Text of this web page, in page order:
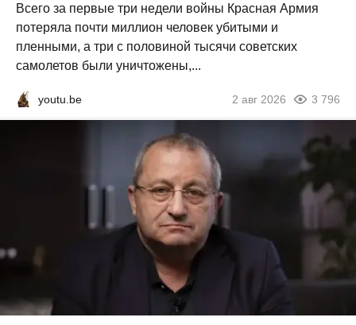
Всего за первые три недели войны Красная Армия
потеряла почти миллион человек убитыми и
пленными, а три с половиной тысячи советских
самолетов были уничтожены,...
youtu.be 2 авг 2026 3 796